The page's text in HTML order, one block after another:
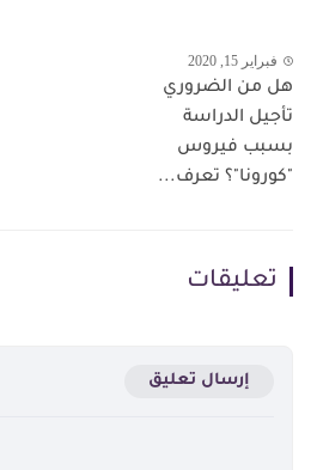
فبراير 15, 2020
هل من الضروري
تأجيل الدراسة
بسبب فيروس
"كورونا"؟ تعرف...
تعليقات
إرسال تعليق